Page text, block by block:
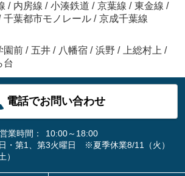
/ 内房線 / 小湊鉄道 / 京葉線 / 東金線 /
千葉都市モノレール / 京成千葉線
園前 / 五井 / 八幡宿 / 浜野 / 上総村上 /
台
電話でお問い合わせ
営業時間：
10:00～18:00
・第1、第3火曜日 ※夏季休業8/11（火）
）